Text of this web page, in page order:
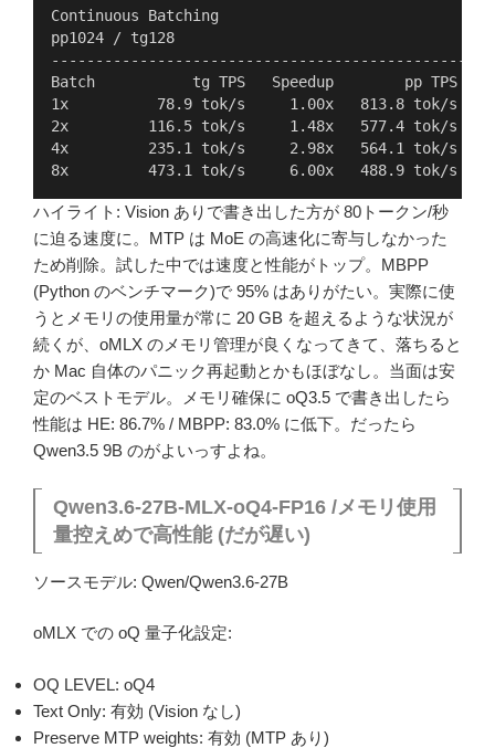
Continuous Batching
pp1024 / tg128
Batch           tg TPS   Speedup        pp TPS
1x          78.9 tok/s     1.00x   813.8 tok/s
2x         116.5 tok/s     1.48x   577.4 tok/s
4x         235.1 tok/s     2.98x   564.1 tok/s
8x         473.1 tok/s     6.00x   488.9 tok/s
ハイライト: Vision ありで書き出した方が 80トークン/秒
に迫る速度に。MTP は MoE の高速化に寄与しなかった
ため削除。試した中では速度と性能がトップ。MBPP
(Python のベンチマーク)で 95% はありがたい。実際に使
うとメモリの使用量が常に 20 GB を超えるような状況が
続くが、oMLX のメモリ管理が良くなってきて、落ちると
か Mac 自体のパニック再起動とかもほぼなし。当面は安
定のベストモデル。メモリ確保に oQ3.5 で書き出したら
性能は HE: 86.7% / MBPP: 83.0% に低下。だったら
Qwen3.5 9B のがよいっすよね。
Qwen3.6-27B-MLX-oQ4-FP16 /メモリ使用
量控えめで高性能 (だが遅い)
ソースモデル: Qwen/Qwen3.6-27B
oMLX での oQ 量子化設定:
OQ LEVEL: oQ4
Text Only: 有効 (Vision なし)
Preserve MTP weights: 有効 (MTP あり)